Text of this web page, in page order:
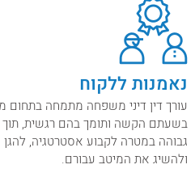
נאמנות ללקוח
עורך דין דיני משפחה מתמחה בתחום
בשעתם הקשה ותומך בהם רגשית, תוך
גבוהה במטרה לקבוע אסטרטגיה,
ולהשיג את המיטב עבורם.